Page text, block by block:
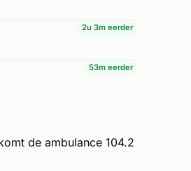
2u 3m eerder
53m eerder
de ambulance 104.2